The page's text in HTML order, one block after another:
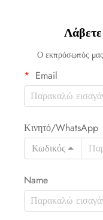
Ο εκπρόσωπός μας
Email
Κινητό/WhatsApp
Κωδικός
Name